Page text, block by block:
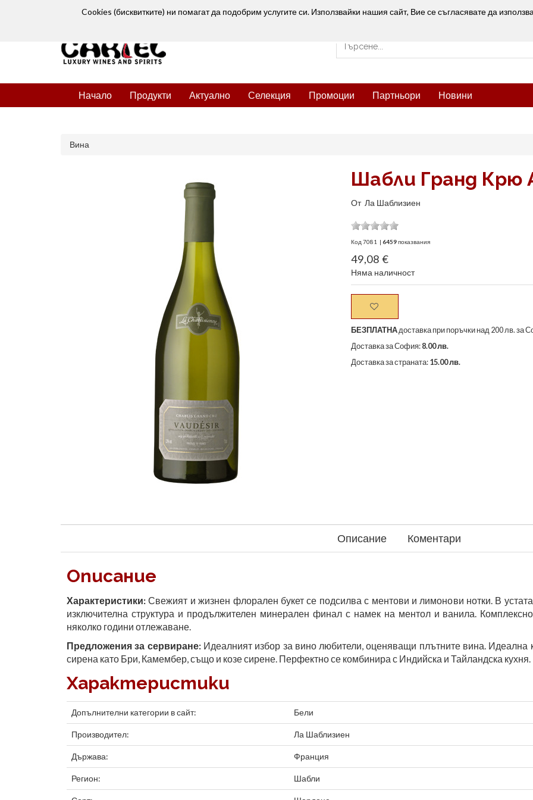
Cookies (бисквитките) ни помагат да подобрим услугите си. Използвайки нашия сайт, Вие се съгласявате да
Начало Продукти Актуално Селекция Промоции Партньори Новини
Вина
Шабли Гранд Крю
От Ла Шаблизиен
Код 7081 | 6459показвания
49,08 €
Няма наличност
БЕЗПЛАТНАдоставка при поръчки над 200 лв. за
Доставка за София: 8.00 лв.
Доставка за страната: 15.00 лв.
Описание Коментари
Описание
Характеристики: Свежият и жизнен флорален букет се подсилва с ментови и лимонови нотки. В
изключителна структура и продължителен минерален финал с намек на ментол и ванила.
няколко години отлежаване.
Предложения за сервиране:Идеалният избор за вино любители, оценяващи плътните вина. Идеална
сирена като Бри, Камембер, също и козе сирене. Перфектно се комбинира с Индийска и Тайландска кухня.
Характеристики
Допълнителни категории в сайт: Бели
Производител: Ла Шаблизиен
Държава: Франция
Регион: Шабли